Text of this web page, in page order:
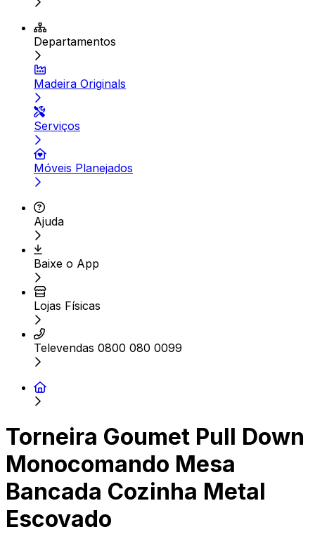
Departamentos
Madeira Originals
Serviços
Móveis Planejados
Ajuda
Baixe o App
Lojas Físicas
Televendas 0800 080 0099
Torneira Goumet Pull Down
Monocomando Mesa
Bancada Cozinha Metal
Escovado